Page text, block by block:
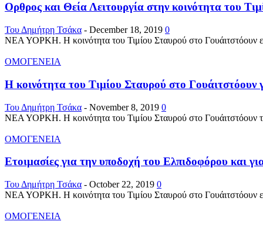
Ορθρος και Θεία Λειτουργία στην κοινότητα του
Του Δημήτρη Τσάκα - December 18, 2019 0
ΝΕΑ ΥΟΡΚΗ. Η κοινότητα του Τιμίου Σταυρού στο Γουάιτστόουν
ΟΜΟΓΕΝΕΙΑ
H κοινότητα του Τιμίου Σταυρού στο Γουάιτστόουν
Του Δημήτρη Τσάκα - November 8, 2019 0
ΝΕΑ ΥΟΡΚΗ. Η κοινότητα του Τιμίου Σταυρού στο Γουάιτστόουν
ΟΜΟΓΕΝΕΙΑ
Ετοιμασίες για την υποδοχή του Ελπιδοφόρου και
Του Δημήτρη Τσάκα - October 22, 2019 0
ΝΕΑ ΥΟΡΚΗ. Η κοινότητα του Τιμίου Σταυρού στο Γουάιτστόουν
ΟΜΟΓΕΝΕΙΑ